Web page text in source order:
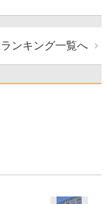
ンキング一覧へ